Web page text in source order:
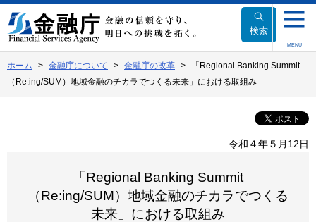
文
へ
動
検索
MENU
ホーム 金融庁について 金融庁の改革
「Regional Banking Summit
（Re:ing/SUM）地域金融のチカラでつくる未来」における取組み
令和４年５月12日
「Regional Banking Summit
（Re:ing/SUM）地域金融のチカラでつくる
未来」における取組み